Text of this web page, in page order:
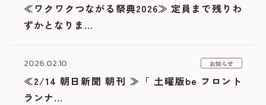
≪ワクワクつながる祭典2026≫ 定員まで残りわ
ずかとなりま...
2026.02.10 お知らせ
≪2/14 朝日新聞 朝刊 ≫「 土曜版be フロント
ランナ...